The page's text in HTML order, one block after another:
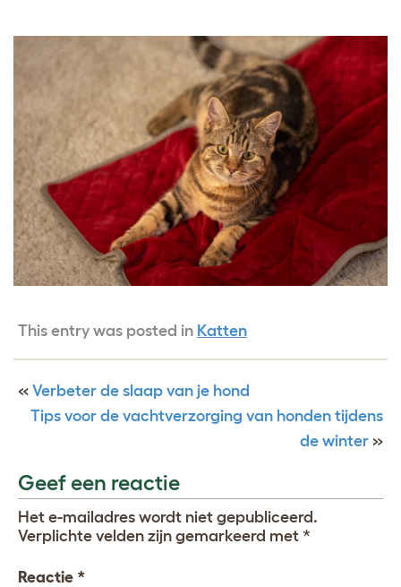
This entry was posted in Katten
« Verbeter de slaap van je hond
Tips voor de vachtverzorging van honden tijdens
de winter »
Geef een reactie
Het e-mailadres wordt niet gepubliceerd.
Verplichte velden zijn gemarkeerd met *
Reactie *